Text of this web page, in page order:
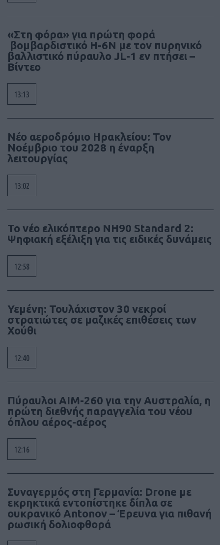
«Στη φόρα» για πρώτη φορά
βομβαρδιστικό H-6N με τον πυρηνικό
βαλλιστικό πύραυλο JL-1 εν πτήσει –
Βίντεο
13:13
Νέο αεροδρόμιο Ηρακλείου: Τον
Νοέμβριο του 2028 η έναρξη
λειτουργίας
13:02
To νέο ελικόπτερο NH90 Standard 2:
Ψηφιακή εξέλιξη για τις ειδικές δυνάμεις
12:58
Υεμένη: Τουλάχιστον 30 νεκροί
στρατιώτες σε μαζικές επιθέσεις των
Χούθι
12:40
Πύραυλοι AIM-260 για την Αυστραλία, η
πρώτη διεθνής παραγγελία του νέου
όπλου αέρος-αέρος
12:16
Συναγερμός στη Γερμανία: Drone με
εκρηκτικά εντοπίστηκε δίπλα σε
ουκρανικό Antonov – Έρευνα για πιθανή
ρωσική δολιοφθορά